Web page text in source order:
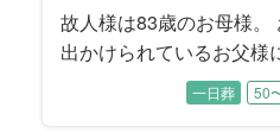
故人様は83歳のお母様。
出かけられているお父様
せは喪主であるご長女様
だきました。 お父様は
一日葬 50